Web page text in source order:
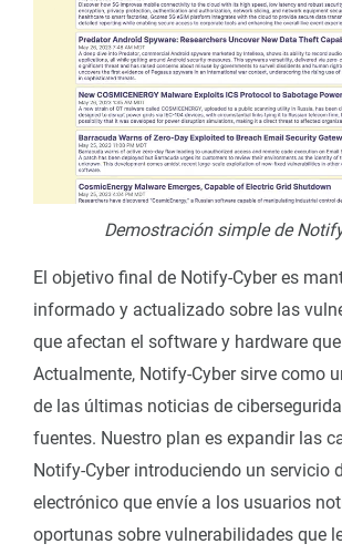
Demostración simple de
El objetivo final de Notify-Cyber es
informado y actualizado sobre las
que afectan el software y hardware
Actualmente, Notify-Cyber sirve como
de las últimas noticias de
fuentes. Nuestro plan es expandir las
Notify-Cyber introduciendo un servicio
electrónico que envíe a los usuarios
oportunas sobre vulnerabilidades que